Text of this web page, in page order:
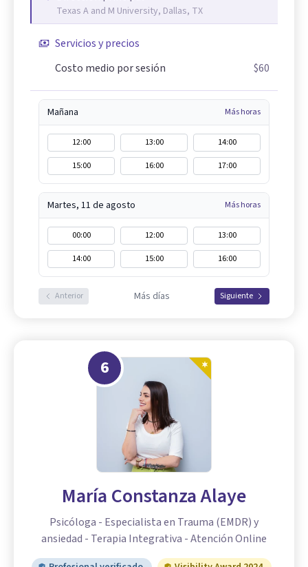
Texas A and M University, Dallas, TX
Servicios y precios
Costo medio por sesión
$60
Mañana Más horas
12:00 13:00
14:00
15:00
16:00 17:00
Martes, 11 de agosto Más horas
00:00 12:00
13:00
14:00
15:00 16:00
Anterior Más días Siguiente
6
María Constanza Alaye
Psicóloga - Especialista en Trauma (EMDR) y
ansiedad - Terapia Integrativa - Atención Online